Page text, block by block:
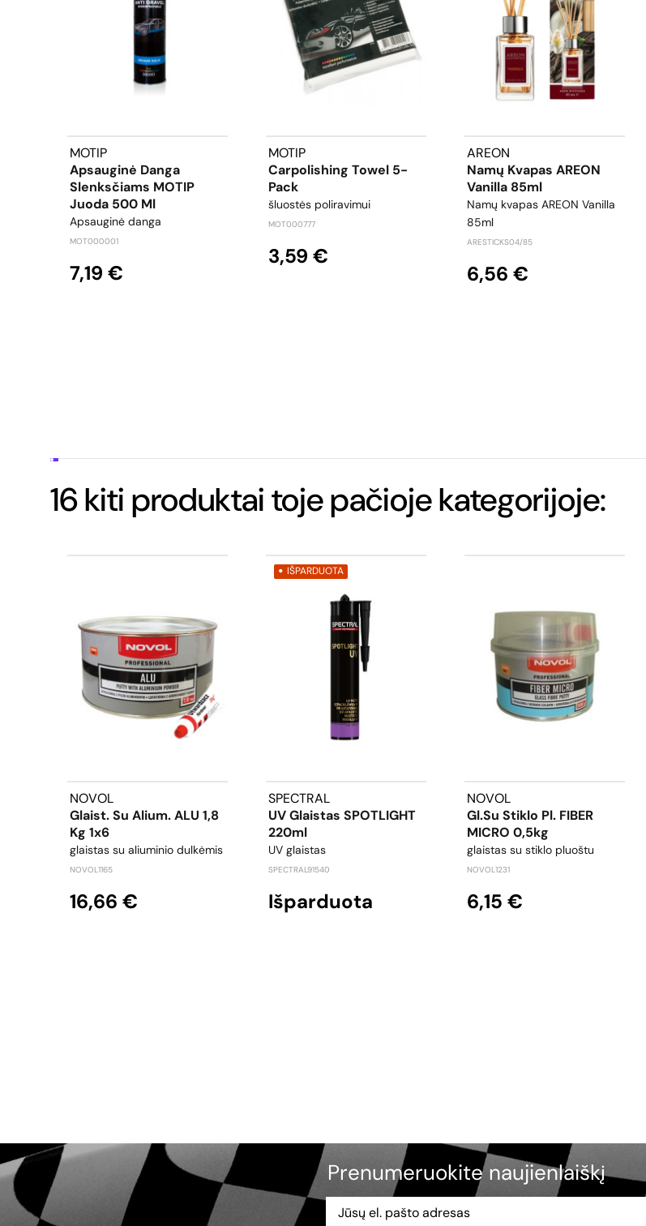
MOTIP
Apsauginė Danga
Slenksčiams MOTIP
Juoda 500 Ml
Apsauginė danga
MOT000001
7,19 €
MOTIP
Carpolishing Towel 5-
Pack
šluostės poliravimui
MOT000777
3,59 €
AREON
Namų Kvapas AREON
Vanilla 85ml
Namų kvapas AREON Vanilla
85ml
ARESTICKS04/85
6,56 €
16 kiti produktai toje pačioje kategorijoje:
NOVOL
Glaist. Su Alium. ALU 1,8
Kg 1x6
glaistas su aliuminio dulkėmis
NOVOL1165
16,66 €
IŠPARDUOTA
SPECTRAL
UV Glaistas SPOTLIGHT
220ml
UV glaistas
SPECTRAL91540
Išparduota
NOVOL
Gl.su Stiklo Pl. FIBER
MICRO 0,5kg
glaistas su stiklo pluoštu
NOVOL1231
6,15 €
Prenumeruokite naujienlaiškį